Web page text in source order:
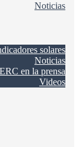
Noticias
solares
Noticias
en la prensa
Videos